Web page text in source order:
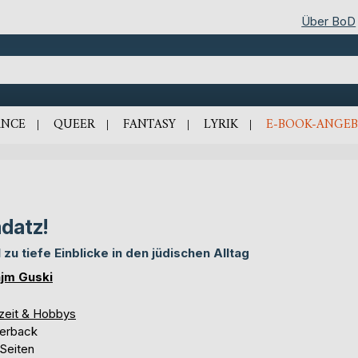
Über BoD
QUEER FANTASY LYRIK E-BOOK-
zu tiefe Einblicke in den jüdischen Alltag
Guski
& Hobbys